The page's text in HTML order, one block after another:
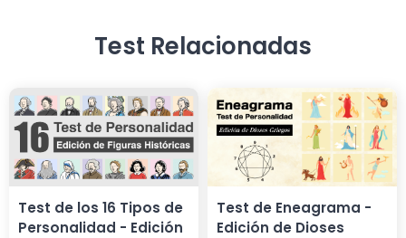
Test Relacionadas
Test de los 16 Tipos de
Personalidad - Edición
Test de Eneagrama -
Edición de Dioses